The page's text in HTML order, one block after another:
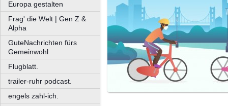
Europa gestalten
Frag' die Welt | Gen Z &
Alpha
GuteNachrichten fürs
Gemeinwohl
Flugblatt.
trailer-ruhr podcast.
engels zahl-ich.